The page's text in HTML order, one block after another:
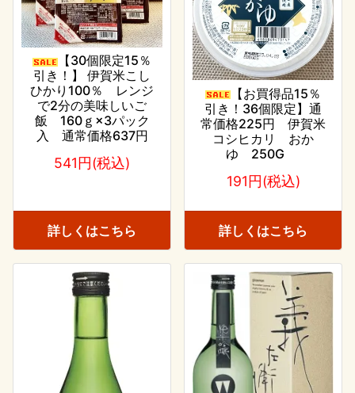
【30個限定15％
引き！】 伊賀米こし
ひかり100％ レンジ
で2分の美味しいご
飯 160ｇ×3パック
入 通常価格637円
541円(税込)
詳しくはこちら
【お買得品15％
引き！36個限定】通
常価格225円 伊賀米
コシヒカリ おか
ゆ 250G
191円(税込)
詳しくはこちら